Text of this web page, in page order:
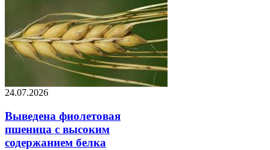
24.07.2026
Выведена фиолетовая
пшеница с высоким
содержанием белка